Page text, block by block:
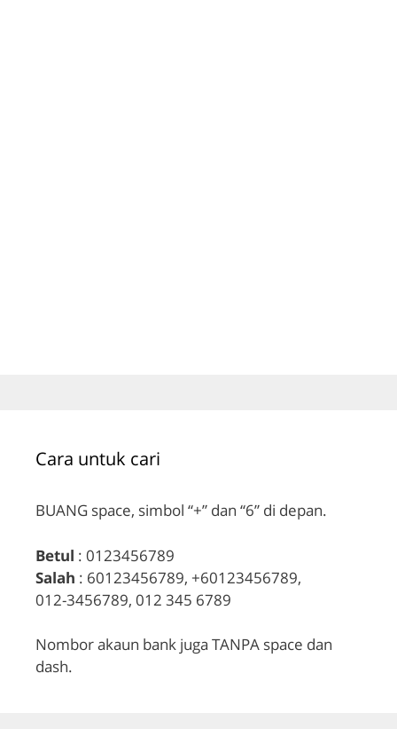
Cara untuk cari
BUANG space, simbol “+” dan “6” di depan.
Betul : 0123456789
Salah : 60123456789, +60123456789,
012-3456789, 012 345 6789
Nombor akaun bank juga TANPA space dan
dash.